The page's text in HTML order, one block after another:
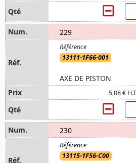
229
13111-1F66-001
AXE DE PISTON
5,08 € H.T
230
13115-1F56-C00